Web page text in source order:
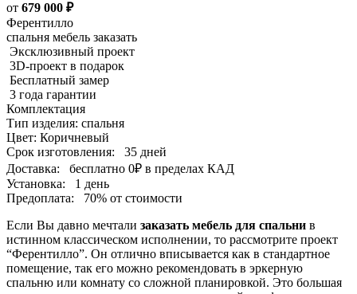
от 679 000 ₽
Ферентилло
спальня мебель заказать
Эксклюзивный проект
3D-проект в подарок
Бесплатный замер
3 года гарантии
Комплектация
Тип изделия: спальня
Цвет: Коричневый
Срок изготовления:
35 дней
Доставка:
бесплатно 0₽ в пределах КАД
Установка:
1 день
Предоплата:
70% от стоимости
Если Вы давно мечтали заказать мебель для спальни в
истинном классическом исполнении, то рассмотрите проект
“Ферентилло”. Он отлично вписывается как в стандартное
помещение, так его можно рекомендовать в эркерную
спальню или комнату со сложной планировкой. Это большая